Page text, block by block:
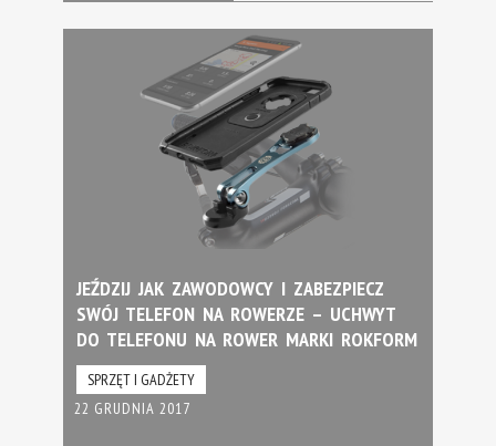
JEŹDZIJ JAK ZAWODOWCY I ZABEZPIECZ
SWÓJ TELEFON NA ROWERZE – UCHWYT
DO TELEFONU NA ROWER MARKI ROKFORM
SPRZĘT I GADŻETY
22 GRUDNIA 2017